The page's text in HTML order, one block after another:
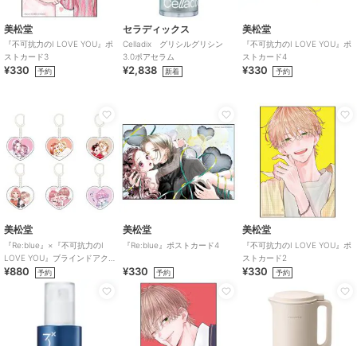
美松堂
『不可抗力のI LOVE YOU』ポ
ストカード3
¥330 予約
セラディックス
Celladix グリシルグリシン
3.0ポアセラム
¥2,838 新着
美松堂
『不可抗力のI LOVE YOU』ポ
ストカード4
¥330 予約
美松堂
『Re:blue』×『不可抗力のI
LOVE YOU』ブラインドアク
リルキーホルダー（全6種）
¥880 予約
美松堂
『Re:blue』ポストカード4
¥330 予約
美松堂
『不可抗力のI LOVE YOU』ポ
ストカード2
¥330 予約